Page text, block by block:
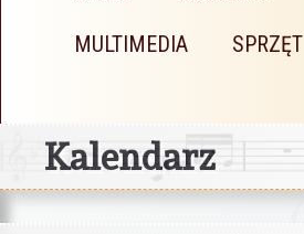
MULTIMEDIA
SPRZĘT
Kalendarz